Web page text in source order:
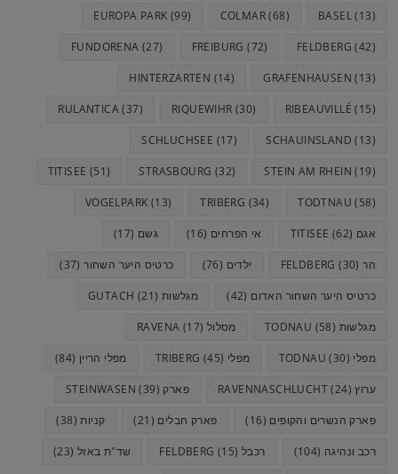
BASEL(13)
COLMAR(68)
EUROPA PARK (99)
FELDBERG (42)
FREIBURG (72)
FUNDORENA (27)
GRAFENHAUSEN (13)
HINTERZARTEN (14)
RIBEAUVILLÉ (15)
RIQUEWIHR (30)
RULANTICA(37)
SCHAUINSLAND (13)
SCHLUCHSEE (17)
STEIN AM RHEIN (19)
STRASBOURG (32)
TITISEE (51)
TODTNAU (58)
TRIBERG (34)
VOGELPARK (13)
אגם TITISEE (62) אי הפרחים (16) גשם (17)
הר FELDBERG (30) ילדים (76) כרטיס היער השחור(37)
כרטיס היער השחור האדום (42) מגלשות GUTACH (21)
מגלשות TODNAU (58) מסלול RAVENA (17)
מפלי TODNAU (30) מפלי TRIBERG (45) מפלי הריין (84)
ערוץ RAVENNASCHLUCHT (24) פארק STEINWASEN (39)
פארק הנשרים והקופים (16) פארק חבלים (21) קניות(38)
רכב ונהיגה (104) רכבל FELDBERG (15) שד"ת באזל (23)